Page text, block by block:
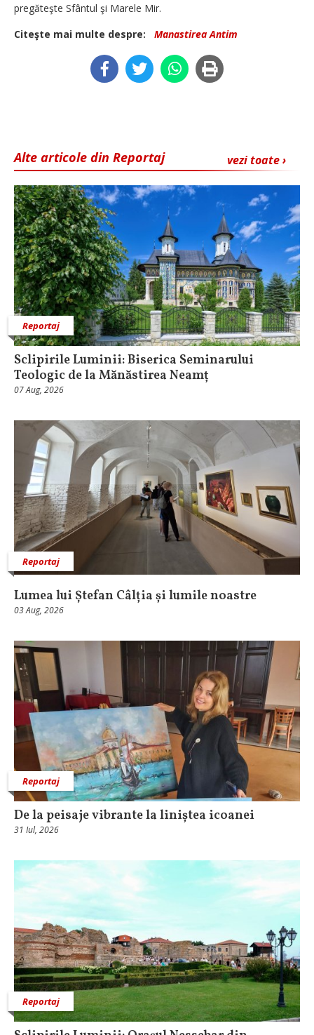
pregăteşte Sfântul şi Marele Mir.
Citeşte mai multe despre:
Manastirea Antim
vezi toate ›
Alte articole din Reportaj
Reportaj
Sclipirile Luminii: Biserica Seminarului
Teologic de la Mănăstirea Neamț
07 Aug, 2026
Reportaj
Lumea lui Ștefan Câlția și lumile noastre
03 Aug, 2026
Reportaj
De la peisaje vibrante la liniștea icoanei
31 Iul, 2026
Reportaj